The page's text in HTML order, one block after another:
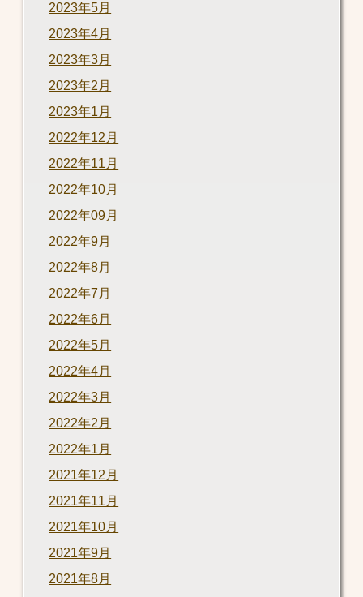
2023年5月
2023年4月
2023年3月
2023年2月
2023年1月
2022年12月
2022年11月
2022年10月
2022年09月
2022年9月
2022年8月
2022年7月
2022年6月
2022年5月
2022年4月
2022年3月
2022年2月
2022年1月
2021年12月
2021年11月
2021年10月
2021年9月
2021年8月